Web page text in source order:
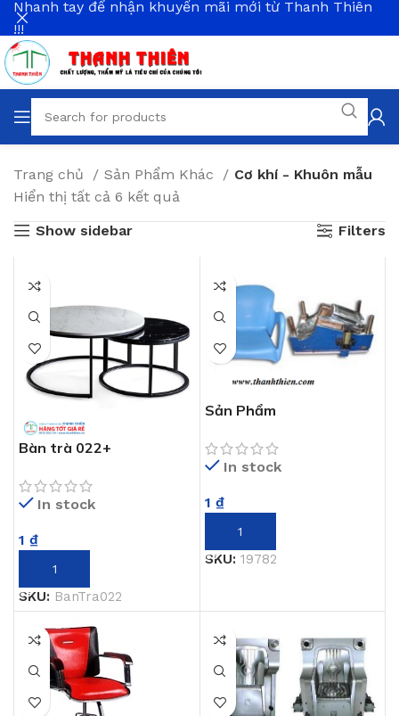
Trang chủ Sản Phẩm Khác
Cơ khí - Khuôn mẫu
Hiển thị tất cả 6 kết quả
Show sidebar
Filters
Bàn trà 022+
In stock
1 ₫
THÊM VÀO GIỎ HÀNG
SKU: BanTra022
Sản Phẩm
In stock
1 ₫
THÊM VÀO GIỎ HÀNG
SKU: 19782
Nhanh tay để nhận khuyến mãi mới từ Thanh Thiên
!!!